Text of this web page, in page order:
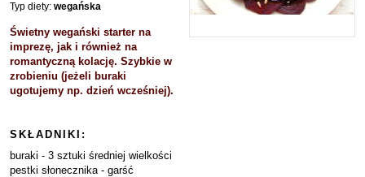
Typ diety: wegańska
Świetny wegański starter na
imprezę, jak i również na
romantyczną kolację. Szybkie w
zrobieniu (jeżeli buraki
ugotujemy np. dzień wcześniej).
SKŁADNIKI:
buraki - 3 sztuki średniej wielkości
pestki słonecznika - garść